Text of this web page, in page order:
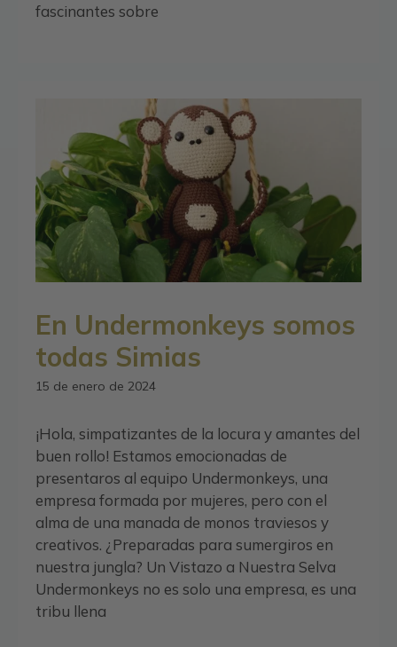
fascinantes sobre
En Undermonkeys somos
todas Simias
15 de enero de 2024
¡Hola, simpatizantes de la locura y amantes del
buen rollo! Estamos emocionadas de
presentaros al equipo Undermonkeys, una
empresa formada por mujeres, pero con el
alma de una manada de monos traviesos y
creativos. ¿Preparadas para sumergiros en
nuestra jungla? Un Vistazo a Nuestra Selva
Undermonkeys no es solo una empresa, es una
tribu llena